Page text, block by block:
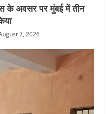
के अवसर पर मुंबई में तीन
7, 2026